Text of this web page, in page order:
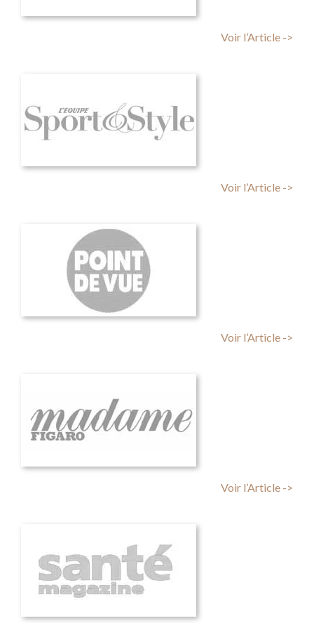
Voir l’Article ->
Voir l’Article ->
Voir l’Article ->
Voir l’Article ->